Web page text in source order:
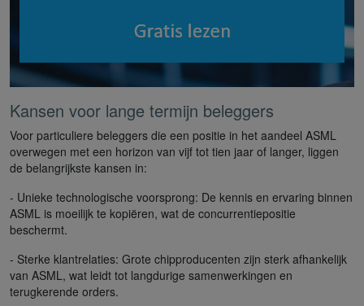
Kansen voor lange termijn beleggers
Voor particuliere beleggers die een positie in het aandeel ASML
overwegen met een horizon van vijf tot tien jaar of langer, liggen
de belangrijkste kansen in:
- Unieke technologische voorsprong: De kennis en ervaring binnen
ASML is moeilijk te kopiëren, wat de concurrentiepositie
beschermt.
- Sterke klantrelaties: Grote chipproducenten zijn sterk afhankelijk
van ASML, wat leidt tot langdurige samenwerkingen en
terugkerende orders.